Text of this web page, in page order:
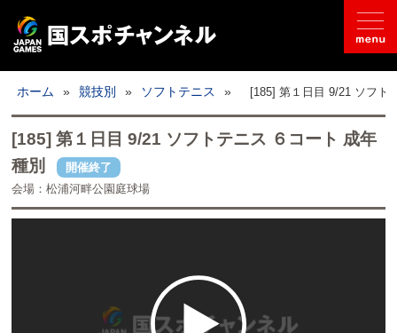
ライブ配信
日程
取材記事
ホーム » 競技別 » ソフトテニス » [185] 第１日目 9/21 ソフト
[185] 第１日目 9/21 ソフトテニス ６コート 成年
種別
開催終了
会場：松浦河畔公園庭球場